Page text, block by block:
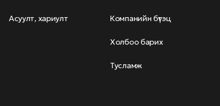
Асуулт, хариулт Компанийн бүтэц
Холбоо барих
Тусламж